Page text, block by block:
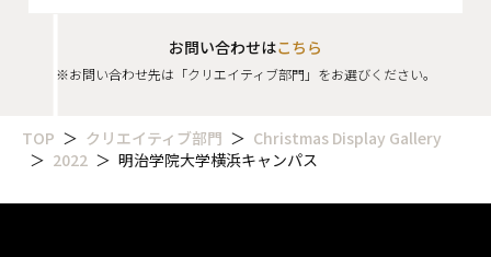
お問い合わせはこちら
※お問い合わせ先は「クリエイティブ部門」をお選びください。
TOP クリエイティブ部門
Christmas Display Gallery
2022
明治学院大学横浜キャンパス